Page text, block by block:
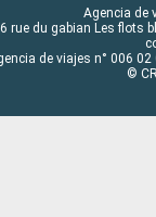
Agencia de
rue du gabian Les flots
de viajes n° 006
©